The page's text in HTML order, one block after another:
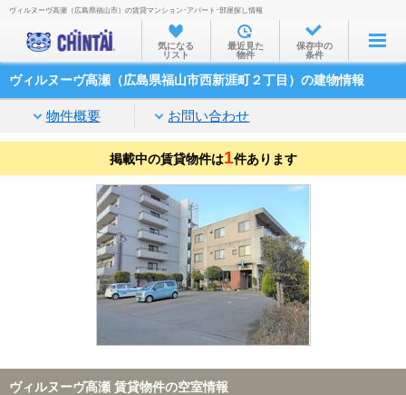
お部屋を探す
沿線・駅から
家賃相場から
通勤通学時間から
不動産会社から
TOP
ヴィルヌーヴ高瀬（広島県福山市）の賃貸マンション･アパート･部屋探し情報
気になる
リスト
最近見た
物件
保存中の
条件
ヴィルヌーヴ高瀬（広島県福山市西新涯町２丁目）の建物情報
物件概要 お問い合わせ
掲載中の賃貸物件は1件あります
ヴィルヌーヴ高瀬 賃貸物件の空室情報